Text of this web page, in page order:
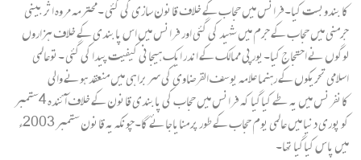
کا بندوبست کیا۔فرانس میں حجاب کے خلاف قانون سازی کی گئی ۔محترمہ مروہ اثر بینی
جرمنی میں حجاب کے جرم میں شہید کی گئی اور فرانس میں اس پابندی کے خلاف ہزاروں
لوگوں نے احتجاج کیا۔یورپی ممالک کے اندر ایک ہیجانی کیفیت پیدا کی گئی ۔توعالمی
اسلامی تحریکوں کے رہنما علامہ یوسف القرضاوی کی سربراہی میں منعقد ہونے والی
کانفرنس میں یہ طے کیاگیا کہ فرانس میں حجاب کی پابندی قانون کے خلاف آئندہ 4ستمبر
کو پوری دنیا میں عالمی یوم حجاب کے طور پر منایاجائے گا۔چونکہ یہ قانون ستمبر 2003ء
میں پاس کیاگیا تھا۔